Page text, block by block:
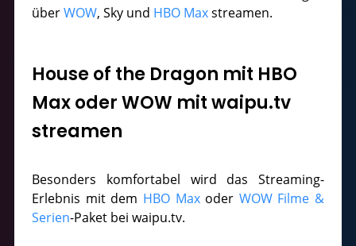
überWOW, Sky und HBO Maxstreamen.
House of the Dragon mit HBO
Max oder WOW mit waipu.tv
streamen
Besonders komfortabel wird das Streaming-
Erlebnis mit dem HBO Maxoder WOW Filme &
Serien-Paket bei waipu.tv.